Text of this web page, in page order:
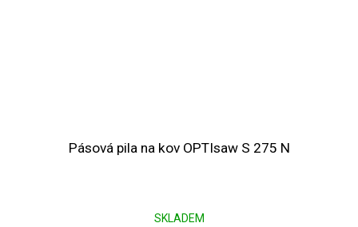
Pásová pila na kov OPTIsaw S 275 N
SKLADEM